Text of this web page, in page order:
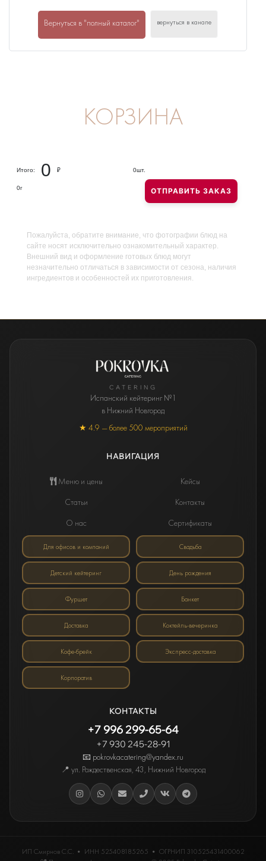
Вернуться в "полный каталог" вернуться в канапе
КОРЗИНА
Итого: 0 ₽ 0шт.
0г ОТПРАВИТЬ ЗАКАЗ
Пожалуйста, обратите внимание, что фотографии блюд на
сайте носят исключительно ознакомительный характер.
Внешний вид и оформление готовых блюд могут
незначительно отличаться в зависимости от сезона, наличия
ингредиентов и особенностей их приготовления.
CATERING
Испанский кейтеринг №1
в Нижний Новгород
★ 4.9 — более 500 мероприятий
НАВИГАЦИЯ
Меню и цены
Кейсы
Статьи
Контакты
О нас
Сертификаты
Для офисов и компаний Свадьба
Детский кейтеринг День рождения
Фуршет Банкет
Доставка Коктейль-вечеринка
Кофе-брейк Экспресс-доставка
Корпоратив
КОНТАКТЫ
+7 996 299-65-64
+7 930 245-28-91
📧 pokrovkacatering@yandex.ru
📍 ул. Рождественская, 43, Нижний Новгород
ИП Смирнов С.С.• ИНН 525408185265 • ОГРНИП 310525431400062